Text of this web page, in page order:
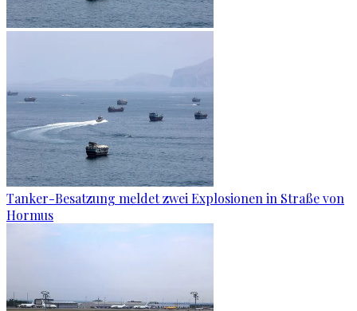
Tanker-Besatzung meldet zwei Explosionen in Straße von
Hormus